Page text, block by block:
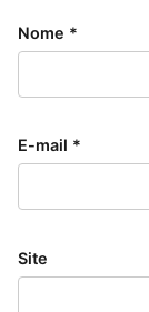
Nome *
E-mail *
Site